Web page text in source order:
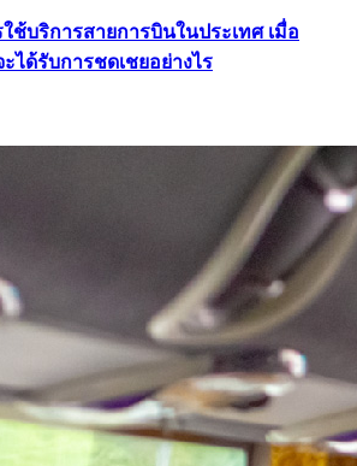
ช้บริการสายการบินในประเทศ เมื่อ
ะได้รับการชดเชยอย่างไร